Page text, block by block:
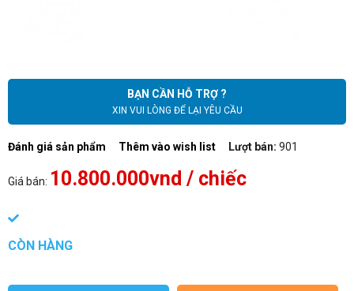
BẠN CẦN HỖ TRỢ ?
XIN VUI LÒNG ĐỂ LẠI YÊU CẦU
Đánh giá sản phẩm Thêm vào wish list Lượt bán: 901
Giá bán: 10.800.000vnd / chiếc
CÒN HÀNG